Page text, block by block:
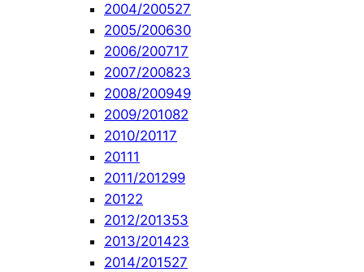
2004/200527
2005/200630
2006/200717
2007/200823
2008/200949
2009/201082
2010/20117
20111
2011/201299
20122
2012/201353
2013/201423
2014/201527